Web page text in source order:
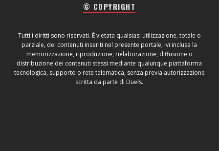
© COPYRIGHT
Tutti i diritti sono riservati. È vietata qualsiasi utilizzazione, totale o
parziale, dei contenuti inseriti nel presente portale, ivi inclusa la
memorizzazione, riproduzione, rielaborazione, diffusione o
distribuzione dei contenuti stessi mediante qualunque piattaforma
tecnologica, supporto o rete telematica, senza previa autorizzazione
scritta da parte di Duels.